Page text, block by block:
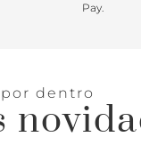
Pay.
dentro